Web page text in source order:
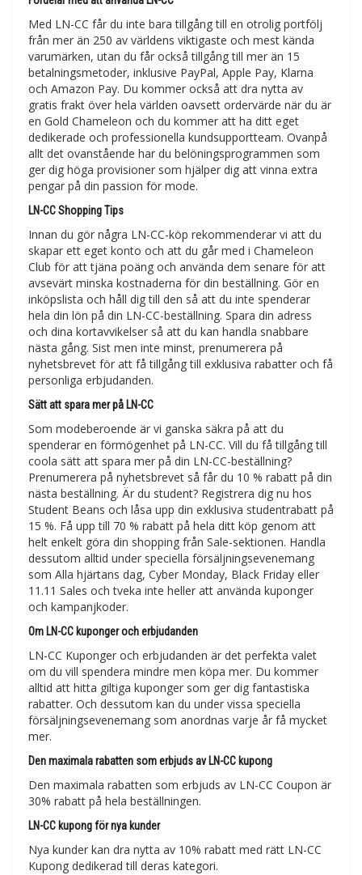
Med LN-CC får du inte bara tillgång till en otrolig portfölj
från mer än 250 av världens viktigaste och mest kända
varumärken, utan du får också tillgång till mer än 15
betalningsmetoder, inklusive PayPal, Apple Pay, Klarna
och Amazon Pay. Du kommer också att dra nytta av
gratis frakt över hela världen oavsett ordervärde när du är
en Gold Chameleon och du kommer att ha ditt eget
dedikerade och professionella kundsupportteam. Ovanpå
allt det ovanstående har du belöningsprogrammen som
ger dig höga provisioner som hjälper dig att vinna extra
pengar på din passion för mode.
LN-CC Shopping Tips
Innan du gör några LN-CC-köp rekommenderar vi att du
skapar ett eget konto och att du går med i Chameleon
Club för att tjäna poäng och använda dem senare för att
avsevärt minska kostnaderna för din beställning. Gör en
inköpslista och håll dig till den så att du inte spenderar
hela din lön på din LN-CC-beställning. Spara din adress
och dina kortavvikelser så att du kan handla snabbare
nästa gång. Sist men inte minst, prenumerera på
nyhetsbrevet för att få tillgång till exklusiva rabatter och få
personliga erbjudanden.
Sätt att spara mer på LN-CC
Som modeberoende är vi ganska säkra på att du
spenderar en förmögenhet på LN-CC. Vill du få tillgång till
coola sätt att spara mer på din LN-CC-beställning?
Prenumerera på nyhetsbrevet så får du 10 % rabatt på din
nästa beställning. Är du student? Registrera dig nu hos
Student Beans och låsa upp din exklusiva studentrabatt på
15 %. Få upp till 70 % rabatt på hela ditt köp genom att
helt enkelt göra din shopping från Sale-sektionen. Handla
dessutom alltid under speciella försäljningsevenemang
som Alla hjärtans dag, Cyber Monday, Black Friday eller
11.11 Sales och tveka inte heller att använda kuponger
och kampanjkoder.
Om LN-CC kuponger och erbjudanden
LN-CC Kuponger och erbjudanden är det perfekta valet
om du vill spendera mindre men köpa mer. Du kommer
alltid att hitta giltiga kuponger som ger dig fantastiska
rabatter. Och dessutom kan du under vissa speciella
försäljningsevenemang som anordnas varje år få mycket
mer.
Den maximala rabatten som erbjuds av LN-CC kupong
Den maximala rabatten som erbjuds av LN-CC Coupon är
30% rabatt på hela beställningen.
LN-CC kupong för nya kunder
Nya kunder kan dra nytta av 10% rabatt med rätt LN-CC
Kupong dedikerad till deras kategori.